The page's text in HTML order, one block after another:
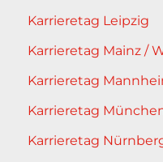
Karrieretag Leipzig
Karrieretag Mainz /
Karrieretag
Karrieretag
Karrieretag